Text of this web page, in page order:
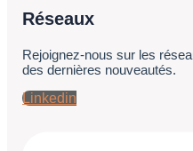
Réseaux
Rejoignez-nous sur les
des dernières nouveautés.
Linkedin